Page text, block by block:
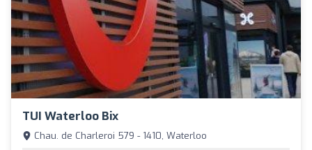
TUI Waterloo Bix
Chau. de Charleroi 579 - 1410, Waterloo